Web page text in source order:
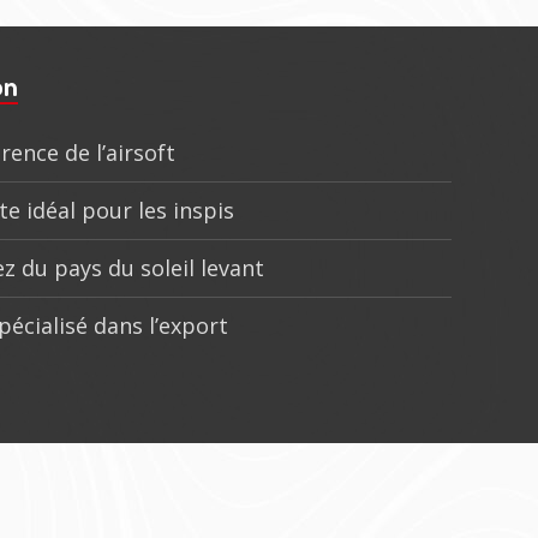
de l’airsoft
idéal pour les inspis
du pays du soleil levant
dans l’export